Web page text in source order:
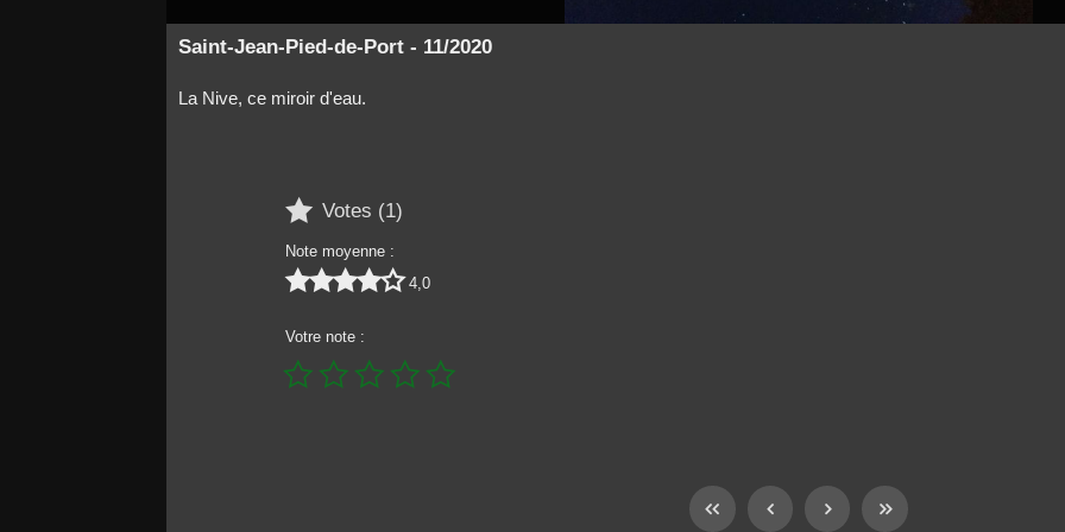
Saint-Jean-Pied-de-Port - 11/2020
La Nive, ce miroir d'eau.
 Votes (1)
Note moyenne :
 4,0
Votre note :
    